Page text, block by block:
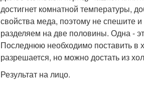
достигнет комнатной температуры,
свойства меда, поэтому не спешите
разделяем на две половины. Одна -
Последнюю необходимо поставить в
разрешается, но можно достать из
Результат на лицо.